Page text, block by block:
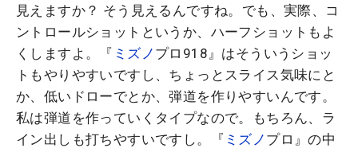
見えますか？ そう見えるんですね。でも、実際、コ
ントロールショットというか、ハーフショットもよ
くしますよ。『 ミズノ プロ918』はそういうショッ
トもやりやすいですし、ちょっとスライス気味にと
か、低いドローでとか、弾道を作りやすいんです。
私は弾道を作っていくタイプなので。もちろん、ラ
イン出しも打ちやすいですし。『 ミズノ プロ』の中